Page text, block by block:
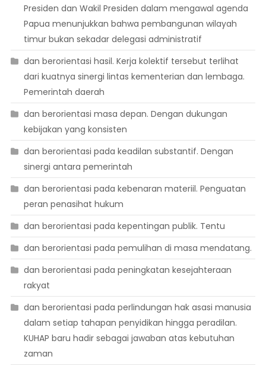
Presiden dan Wakil Presiden dalam mengawal agenda
Papua menunjukkan bahwa pembangunan wilayah
timur bukan sekadar delegasi administratif
dan berorientasi hasil. Kerja kolektif tersebut terlihat
dari kuatnya sinergi lintas kementerian dan lembaga.
Pemerintah daerah
dan berorientasi masa depan. Dengan dukungan
kebijakan yang konsisten
dan berorientasi pada keadilan substantif. Dengan
sinergi antara pemerintah
dan berorientasi pada kebenaran materiil. Penguatan
peran penasihat hukum
dan berorientasi pada kepentingan publik. Tentu
dan berorientasi pada pemulihan di masa mendatang.
dan berorientasi pada peningkatan kesejahteraan
rakyat
dan berorientasi pada perlindungan hak asasi manusia
dalam setiap tahapan penyidikan hingga peradilan.
KUHAP baru hadir sebagai jawaban atas kebutuhan
zaman